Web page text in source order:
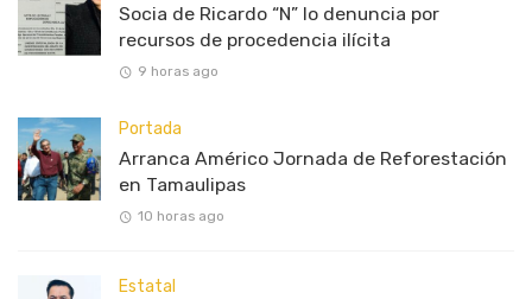
Socia de Ricardo “N” lo denuncia por
recursos de procedencia ilícita
9 horas ago
Portada
Arranca Américo Jornada de Reforestación
en Tamaulipas
10 horas ago
Estatal